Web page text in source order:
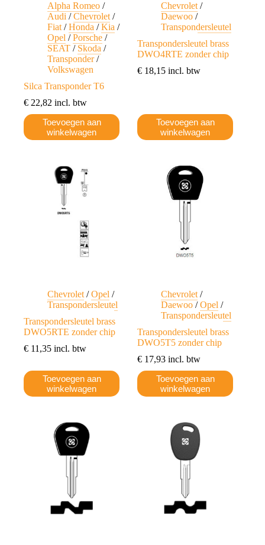
Alpha Romeo /
Audi /Chevrolet /
Fiat /Honda /Kia /
Opel /Porsche /
SEAT / Skoda /
Transponder/
Volkswagen
Silca Transponder T6
€ 22,82 incl. btw
Toevoegen aan
winkelwagen
Chevrolet /
Daewoo /
Transpondersleutel
Transpondersleutel brass
DWO4RTE zonder chip
€ 18,15 incl. btw
Toevoegen aan
winkelwagen
Chevrolet /Opel /
Transpondersleutel
Transpondersleutel brass
DWO5RTE zonder chip
€ 11,35 incl. btw
Toevoegen aan
winkelwagen
Chevrolet /
Daewoo /Opel /
Transpondersleutel
Transpondersleutel brass
DWO5T5 zonder chip
€ 17,93 incl. btw
Toevoegen aan
winkelwagen